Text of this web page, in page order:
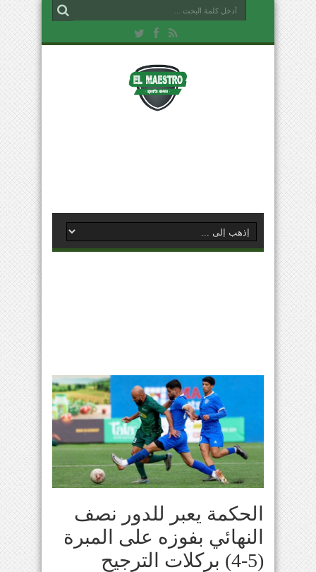
الحكمة يعبر للدور نصف
النهائي بفوزه على المبرة
(5-4) بركلات الترجيح